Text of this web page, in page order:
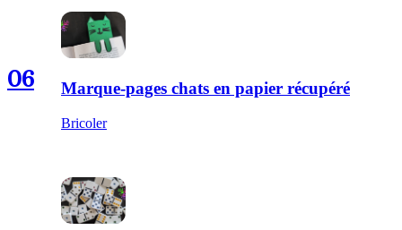
06 Marque-pages chats en papier récupéré
Bricoler